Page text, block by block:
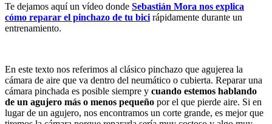
Te dejamos aquí un vídeo donde Sebastián Mora nos explica
cómo reparar el pinchazo de tu bici rápidamente durante un
entrenamiento.
En este texto nos referimos al clásico pinchazo que agujerea la
cámara de aire que va dentro del neumático o cubierta. Reparar una
cámara pinchada es posible siempre y cuando estemos hablando
de un agujero más o menos pequeño por el que pierde aire. Si en
lugar de un agujero, nos encontramos un corte grande, es mejor que